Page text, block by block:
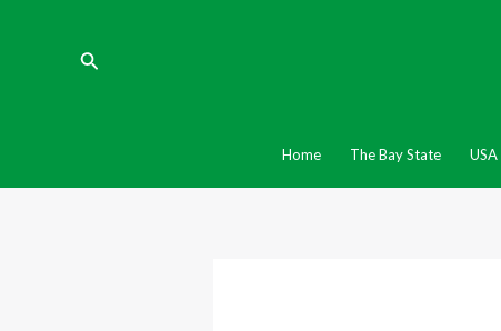
Cerca
Home The Bay State USA